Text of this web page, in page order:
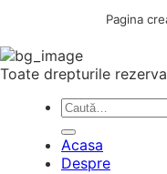
Pagina
Toate drepturile
Caută
Acasa
Despre